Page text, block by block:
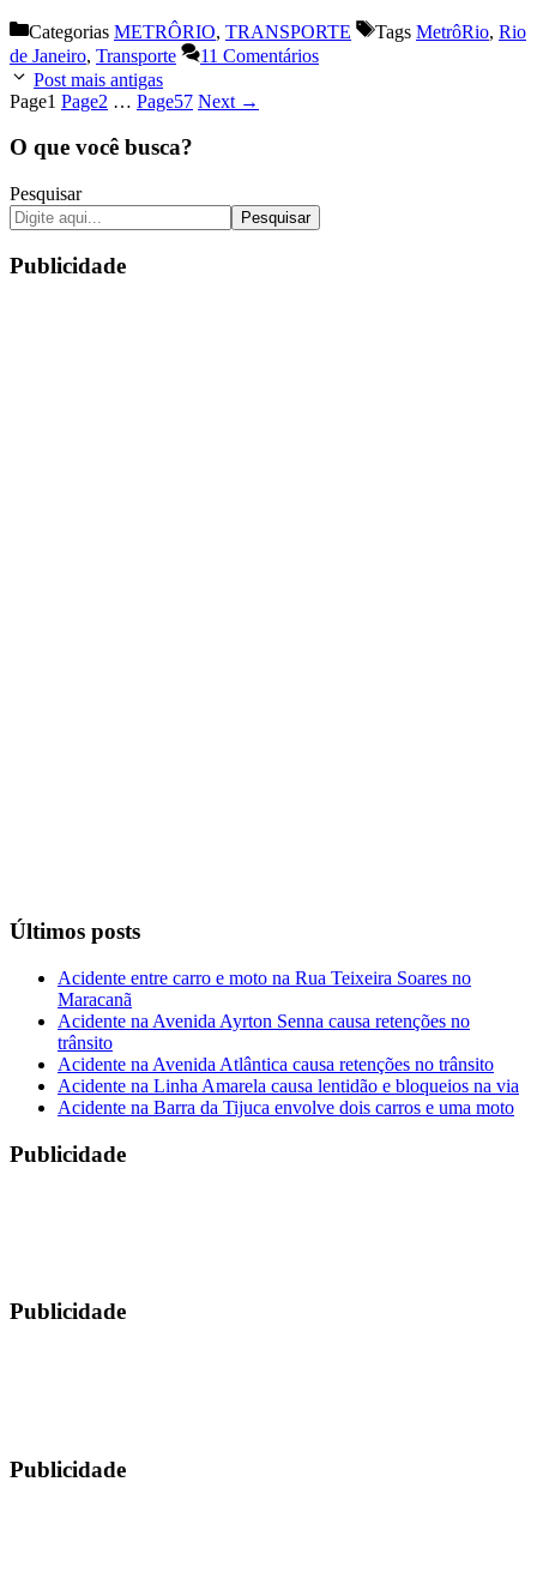
Categorias METRÔRIO, TRANSPORTE Tags MetrôRio, Rio
de Janeiro, Transporte
11 Comentários
Post mais antigas
Page1 Page2 … Page57 Next →
O que você busca?
Pesquisar
Pesquisar
Publicidade
Últimos posts
Acidente entre carro e moto na Rua Teixeira Soares no
Maracanã
Acidente na Avenida Ayrton Senna causa retenções no
trânsito
Acidente na Avenida Atlântica causa retenções no trânsito
Acidente na Linha Amarela causa lentidão e bloqueios na via
Acidente na Barra da Tijuca envolve dois carros e uma moto
Publicidade
Publicidade
Publicidade